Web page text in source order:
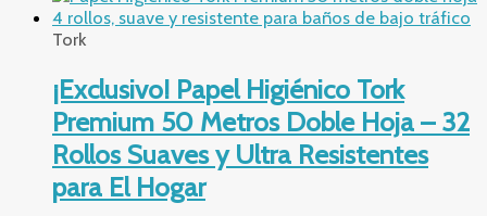
Tork
¡Exclusivo! Papel Higiénico Tork
Premium 50 Metros Doble Hoja – 32
Rollos Suaves y Ultra Resistentes
para El Hogar